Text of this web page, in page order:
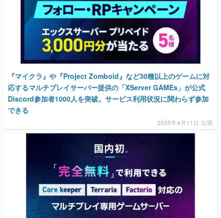
『マイクラ』や『Project Zomboid』など30種以上のゲームに対
応するマルチプレイサーバー提供の「XServer GAMEs」が公式
Discord参加者1000人を突破。サービス利用状況に関わらず参加
できる
2025年4月11日 公開